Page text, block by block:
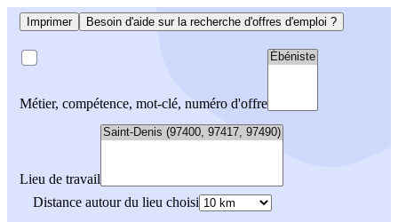
Imprimer Besoin d'aide sur la recherche d'offres d'emploi ?
Métier, compétence, mot-clé, numéro d'offre
Lieu de travail
Distance autour du lieu choisi